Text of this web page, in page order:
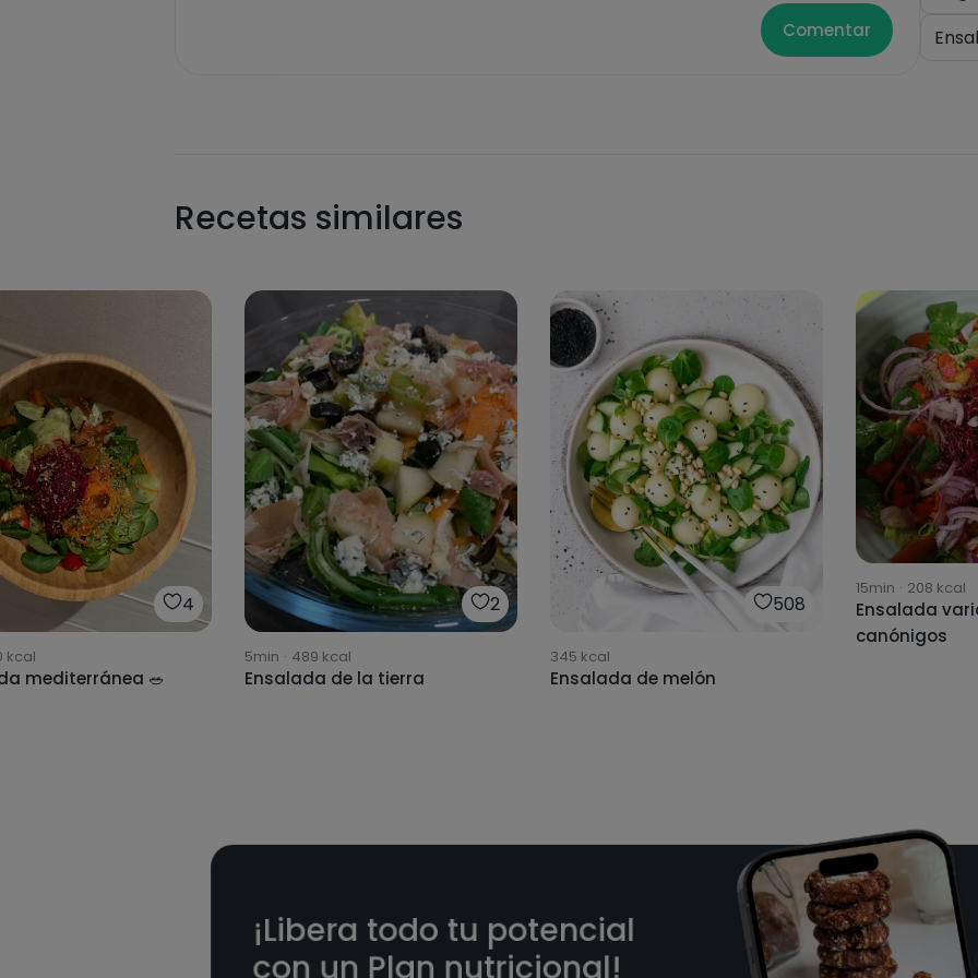
Comentar
Recetas similares
4
kcal
mediterránea 🥗
2
5min · 489 kcal
Ensalada de la tierra
508
345 kcal
Ensalada de melón
15min · 208 kcal
Ensalada
canónigos
¡Libera todo tu potencial
con un Plan nutricional!